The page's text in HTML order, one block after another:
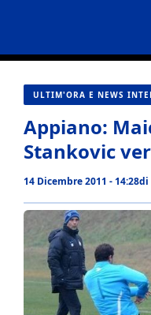
contenuto
ULTIM'ORA E NEWS
Appiano:
Stankovic
14 Dicembre 2011 - 14:28di